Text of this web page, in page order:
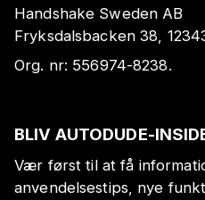
Handshake Sweden AB
Fryksdalsbacken 38,
Org. nr: 556974-8238.
BLIV AUTODUDE-
Vær først til at få
anvendelsestips, nye